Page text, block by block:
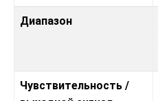
Диапазон
Чувствительность /